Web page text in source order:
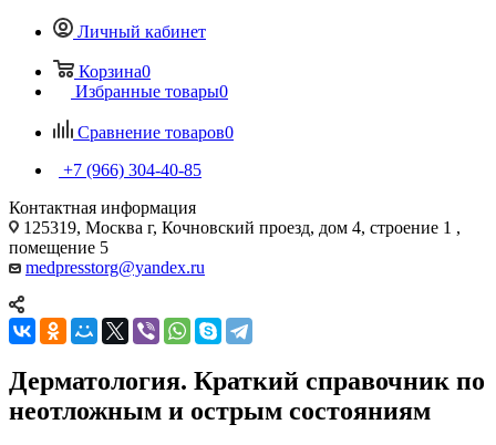
Личный кабинет
Корзина0
Избранные товары0
Сравнение товаров0
+7 (966) 304-40-85
Контактная информация
125319, Москва г, Кочновский проезд, дом 4, строение 1 ,
помещение 5
medpresstorg@yandex.ru
Дерматология. Краткий справочник по
неотложным и острым состояниям